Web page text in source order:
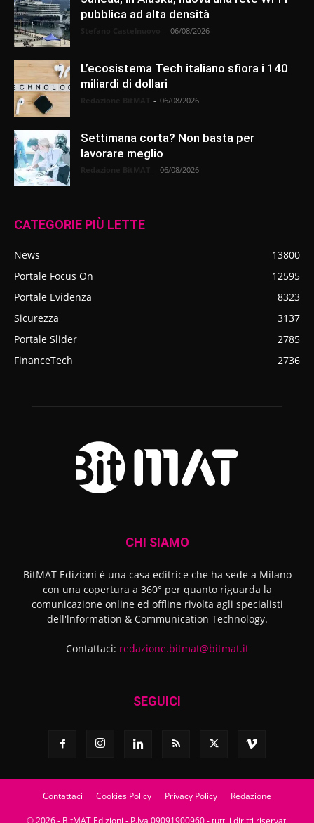
pubblica ad alta densità
- 06/08/2026
L’ecosistema Tech italiano sfiora i 140
miliardi di dollari
- 06/08/2026
Settimana corta? Non basta per
lavorare meglio
- 06/08/2026
CATEGORIE PIÙ LETTE
News
13800
Portale Focus On
12595
Portale Evidenza
8323
Sicurezza
3137
Portale Slider
2785
FinanceTech
2736
CHI SIAMO
BitMAT Edizioni è una casa editrice che ha sede a Milano
con una copertura a 360° per quanto riguarda la
comunicazione online ed offline rivolta agli specialisti
dell'lnformation & Communication Technology.
Contattaci: redazione.bitmat@bitmat.it
SEGUICI
Contattaci Cookies Policy Privacy Policy Redazione
© 2026 - BitMAT Edizioni - P.Iva 09091900960 - tutti i diritti riservati